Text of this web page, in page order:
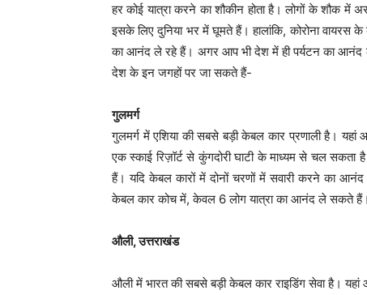
हर कोई यात्रा करने का शौकीन होता है। लोगों के शौक
इसके लिए दुनिया भर में घूमते हैं। हालांकि, कोरोना
का आनंद ले रहे हैं। अगर आप भी देश में ही पर्यटन का
देश के इन जगहों पर जा सकते हैं-
गुलमर्ग
गुलमर्ग में एशिया की सबसे बड़ी केबल कार प्रणाली है।
एक स्काई रिज़ॉर्ट से कुंगदोरी घाटी के माध्यम से चल
हैं। यदि केबल कारों में दोनों चरणों में सवारी करने का
केबल कार कोच में, केवल 6 लोग यात्रा का आनंद ले सकते हैं।
औली, उत्तराखंड
औली में भारत की सबसे बड़ी केबल कार राइडिंग सेवा है।